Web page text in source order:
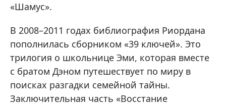
«Шамус».
В 2008–2011 годах библиография Риордана
пополнилась сборником «39 ключей». Это
трилогия о школьнице Эми, которая вместе
с братом Дэном путешествует по миру в
поисках разгадки семейной тайны.
Заключительная часть «Восстание